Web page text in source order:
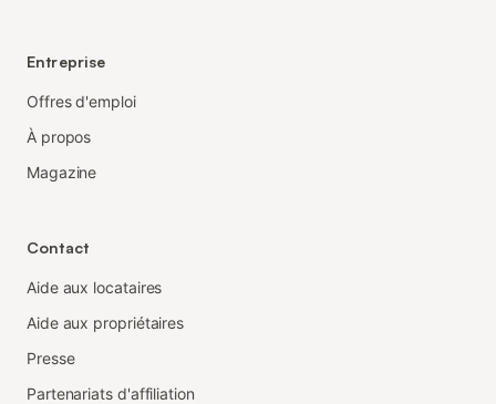
Entreprise
Offres d'emploi
À propos
Magazine
Contact
Aide aux locataires
Aide aux propriétaires
Presse
Partenariats d'affiliation